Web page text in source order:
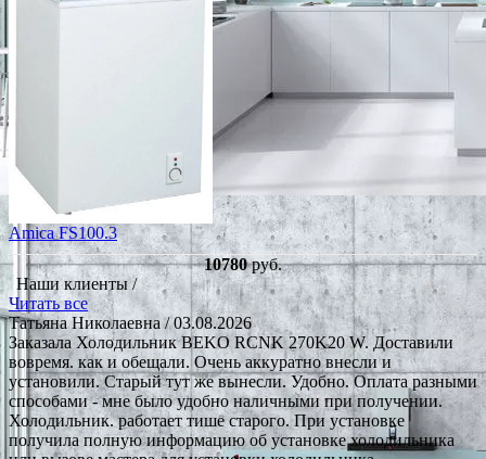
Amica FS100.3
10780руб.
Наши клиенты /
Читать все
Татьяна Николаевна / 03.08.2026
Заказала Холодильник BEKO RCNK 270K20 W. Доставили
вовремя. как и обещали. Очень аккуратно внесли и
установили. Старый тут же вынесли. Удобно. Оплата разными
способами - мне было удобно наличными при получении.
Холодильник. работает тише старого. При установке
получила полную информацию об установке холодильника